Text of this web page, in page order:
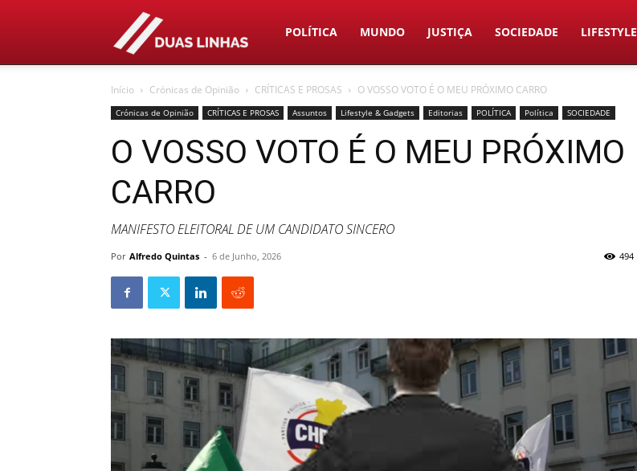
Duas
Linhas
POLÍTICA MUNDO JUSTIÇA SOCIEDADE LIFESTYLE
Início Crónicas de Opinião CRÍTICAS E PROSAS O VOSSO VOTO É O MEU PRÓXIMO CARRO
Crónicas de Opinião CRÍTICAS E PROSAS Assuntos Lifestyle & Gadgets Editorias POLÍTICA Política SOCIEDADE
O VOSSO VOTO É O MEU PRÓXIMO
CARRO
MANIFESTO ELEITORAL DE UM CANDIDATO SINCERO
Por Alfredo Quintas - 6 de Junho, 2026 494